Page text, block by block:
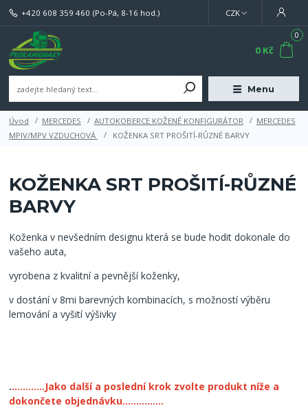
Menu
CZK
+420 608 359 460 (Po-Pá, 8-16 hod.)
0
0 Kč
Úvod MERCEDES AUTOKOBERCE KOŽENÉ KONFIGURÁTOR
MERCEDES
MPIV/MPV VZDUCHOVÁ
KOŽENKA SRT PROŠITÍ-RŮZNÉ BARVY
KOŽENKA SRT PROŠITÍ-RŮZNÉ
BARVY
Koženka v nevšedním designu která se bude hodit dokonale do
vašeho auta,
vyrobena z kvalitní a pevnější koženky,
v dostání v 8mi barevných kombinacích, s možností výběru
lemování a vyšití výšivky
.............Jako další a poslední krok zvolte produkt níže a
dokončete objednávku...............